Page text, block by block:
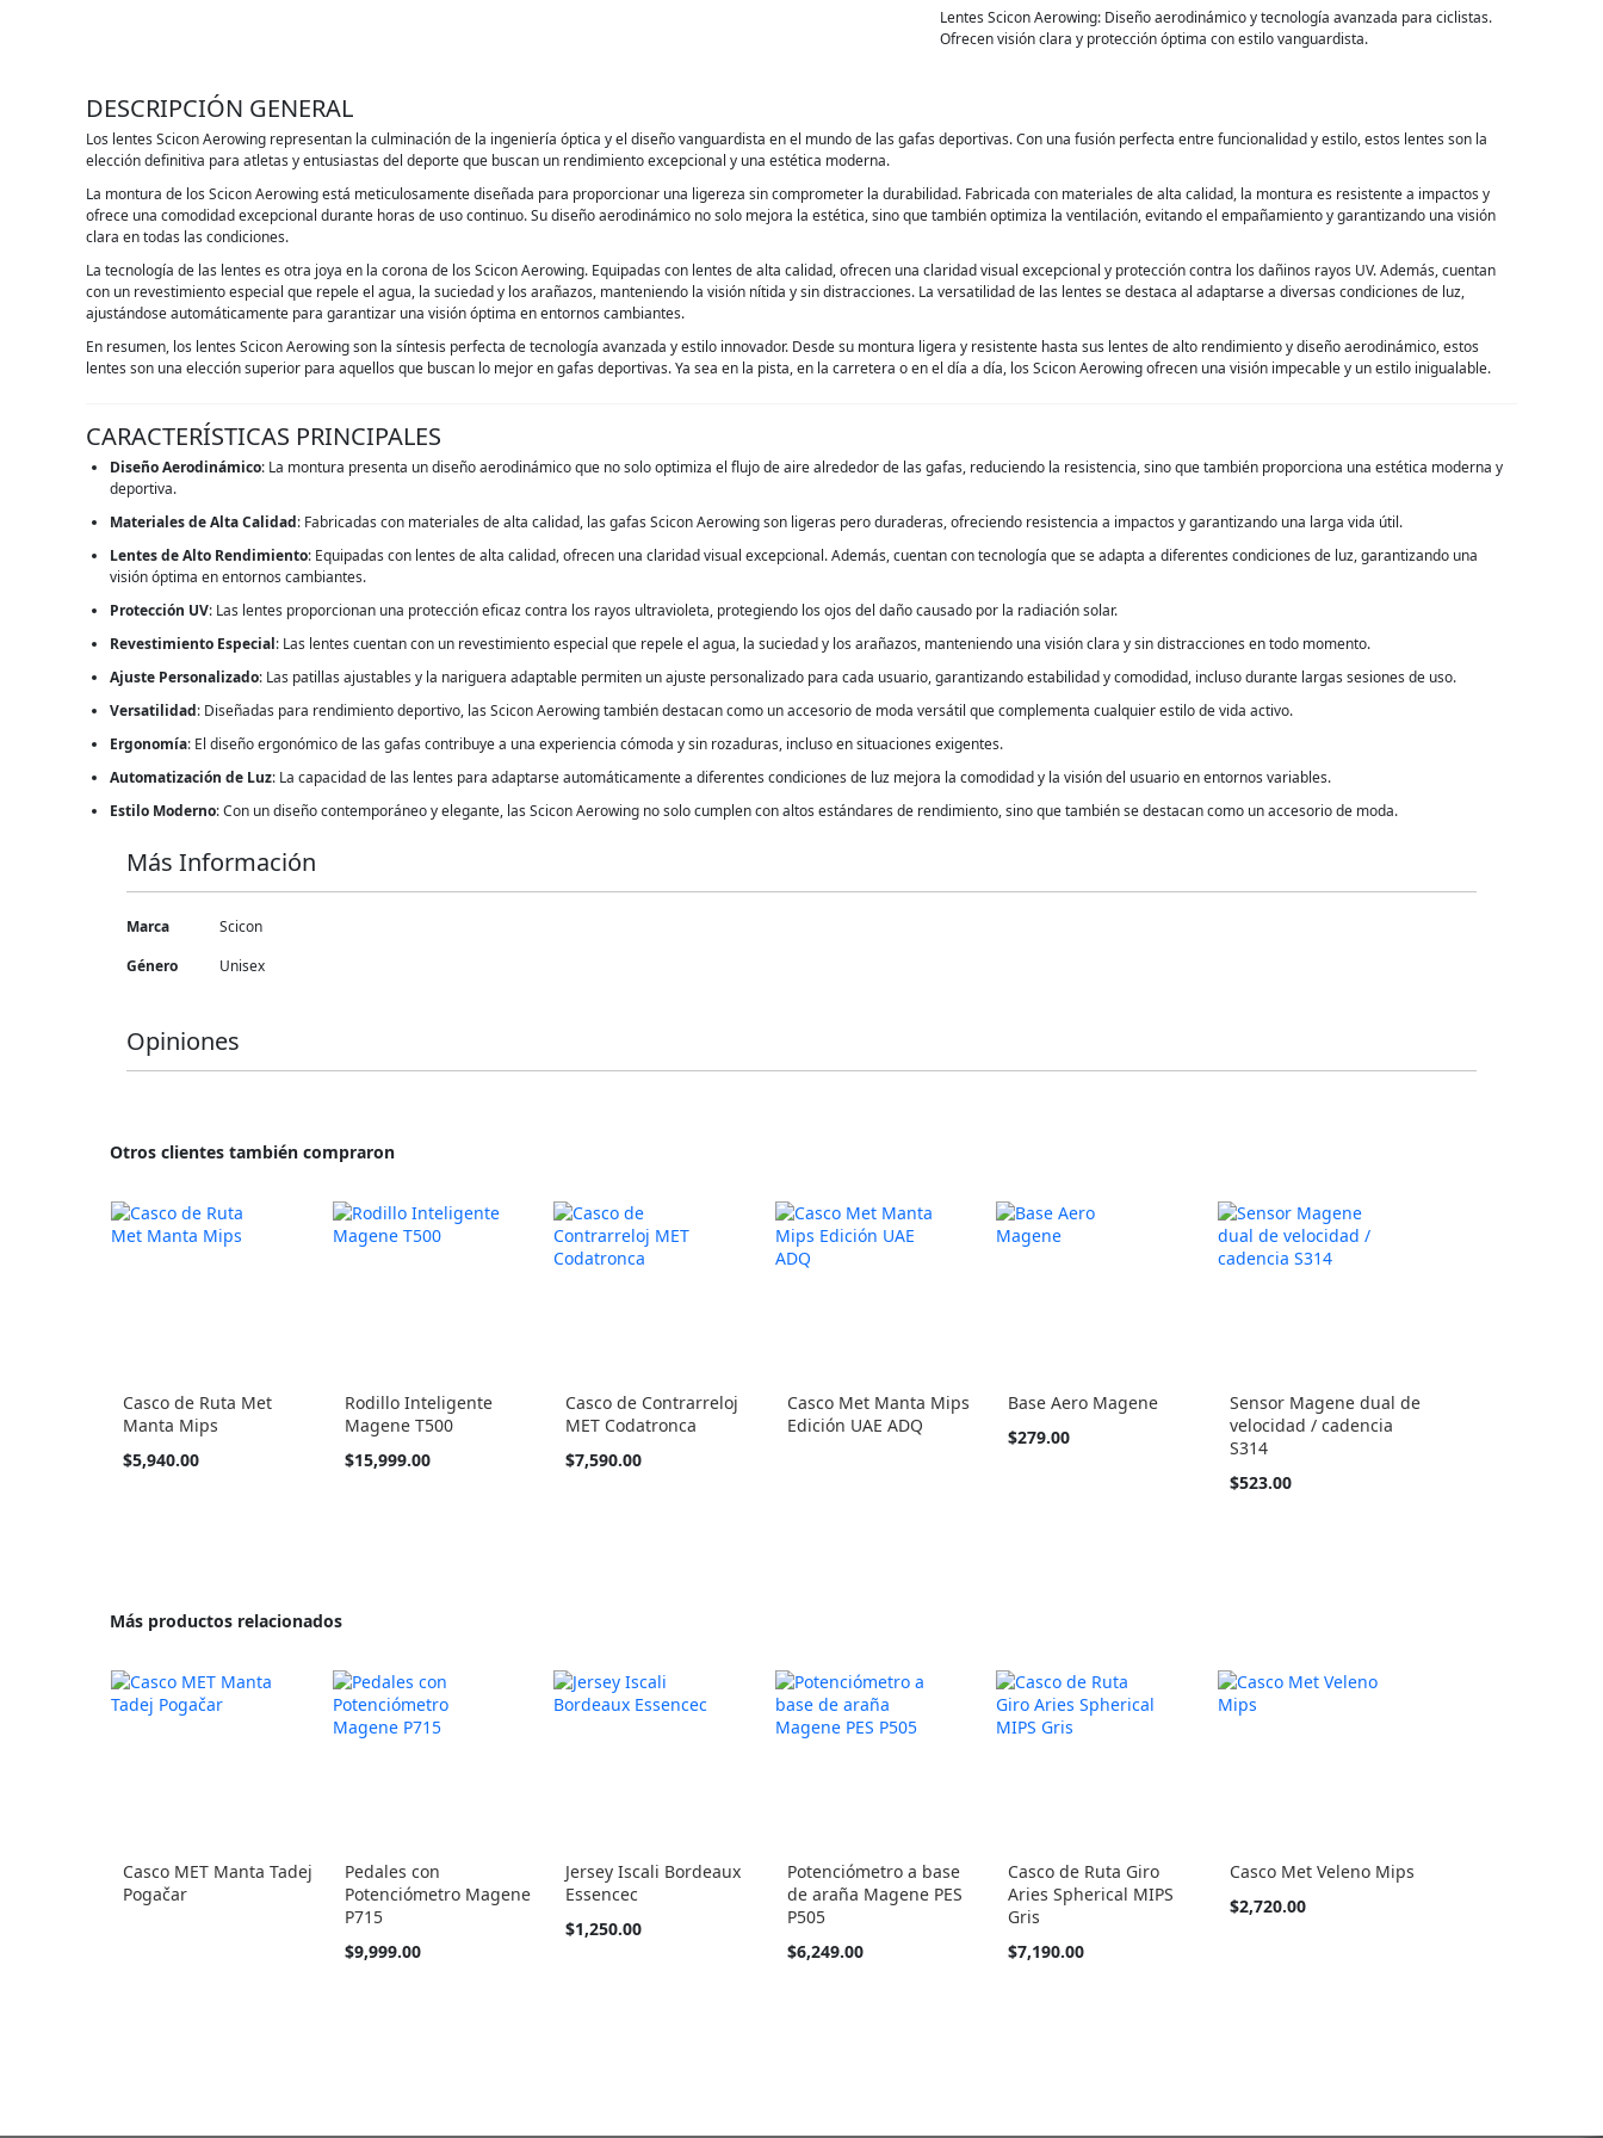
Lentes Scicon Aerowing: Diseño aerodinámico y tecnología avanzada para ciclistas.
Ofrecen visión clara y protección óptima con estilo vanguardista.
DESCRIPCIÓN GENERAL
Los lentes Scicon Aerowing representan la culminación de la ingeniería óptica y el diseño vanguardista en el mundo de las gafas deportivas. Con una fusión perfecta entre funcionalidad y estilo, estos lentes son la
elección definitiva para atletas y entusiastas del deporte que buscan un rendimiento excepcional y una estética moderna.
La montura de los Scicon Aerowing está meticulosamente diseñada para proporcionar una ligereza sin comprometer la durabilidad. Fabricada con materiales de alta calidad, la montura es resistente a impactos y
ofrece una comodidad excepcional durante horas de uso continuo. Su diseño aerodinámico no solo mejora la estética, sino que también optimiza la ventilación, evitando el empañamiento y garantizando una visión
clara en todas las condiciones.
La tecnología de las lentes es otra joya en la corona de los Scicon Aerowing. Equipadas con lentes de alta calidad, ofrecen una claridad visual excepcional y protección contra los dañinos rayos UV. Además, cuentan
con un revestimiento especial que repele el agua, la suciedad y los arañazos, manteniendo la visión nítida y sin distracciones. La versatilidad de las lentes se destaca al adaptarse a diversas condiciones de luz,
ajustándose automáticamente para garantizar una visión óptima en entornos cambiantes.
En resumen, los lentes Scicon Aerowing son la síntesis perfecta de tecnología avanzada y estilo innovador. Desde su montura ligera y resistente hasta sus lentes de alto rendimiento y diseño aerodinámico, estos
lentes son una elección superior para aquellos que buscan lo mejor en gafas deportivas. Ya sea en la pista, en la carretera o en el día a día, los Scicon Aerowing ofrecen una visión impecable y un estilo inigualable.
CARACTERÍSTICAS PRINCIPALES
Diseño Aerodinámico: La montura presenta un diseño aerodinámico que no solo optimiza el flujo de aire alrededor de las gafas, reduciendo la resistencia, sino que también proporciona una estética moderna y
deportiva.
Materiales de Alta Calidad: Fabricadas con materiales de alta calidad, las gafas Scicon Aerowing son ligeras pero duraderas, ofreciendo resistencia a impactos y garantizando una larga vida útil.
Lentes de Alto Rendimiento: Equipadas con lentes de alta calidad, ofrecen una claridad visual excepcional. Además, cuentan con tecnología que se adapta a diferentes condiciones de luz, garantizando una
visión óptima en entornos cambiantes.
Protección UV: Las lentes proporcionan una protección eficaz contra los rayos ultravioleta, protegiendo los ojos del daño causado por la radiación solar.
Revestimiento Especial: Las lentes cuentan con un revestimiento especial que repele el agua, la suciedad y los arañazos, manteniendo una visión clara y sin distracciones en todo momento.
Ajuste Personalizado: Las patillas ajustables y la nariguera adaptable permiten un ajuste personalizado para cada usuario, garantizando estabilidad y comodidad, incluso durante largas sesiones de uso.
Versatilidad: Diseñadas para rendimiento deportivo, las Scicon Aerowing también destacan como un accesorio de moda versátil que complementa cualquier estilo de vida activo.
Ergonomía: El diseño ergonómico de las gafas contribuye a una experiencia cómoda y sin rozaduras, incluso en situaciones exigentes.
Automatización de Luz: La capacidad de las lentes para adaptarse automáticamente a diferentes condiciones de luz mejora la comodidad y la visión del usuario en entornos variables.
Estilo Moderno: Con un diseño contemporáneo y elegante, las Scicon Aerowing no solo cumplen con altos estándares de rendimiento, sino que también se destacan como un accesorio de moda.
Más Información
Más
Marca
Scicon
Género
Unisex
Opiniones
Otros clientes también compraron
Casco de Ruta Met
Manta Mips
Tan
$5,940.00
Rodillo Inteligente
Magene T500
$15,999.00
Casco de Contrarreloj
MET Codatronca
Tan
$7,590.00
Casco Met Manta Mips
Edición UAE ADQ
Base Aero Magene
$279.00
Sensor Magene dual de
velocidad / cadencia
S314
$523.00
Más productos relacionados
Casco MET Manta Tadej
Pogačar
Pedales con
Potenciómetro Magene
P715
$9,999.00
Jersey Iscali Bordeaux
Essencec
Tan
$1,250.00
Potenciómetro a base
de araña Magene PES
P505
Tan
$6,249.00
Casco de Ruta Giro
Aries Spherical MIPS
Gris
$7,190.00
Casco Met Veleno Mips
Tan
$2,720.00